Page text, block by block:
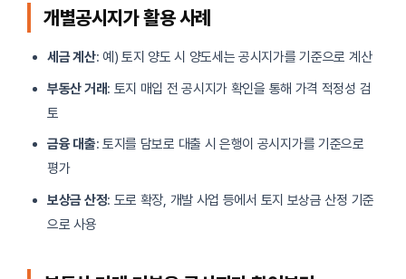
개별공시지가 활용 사례
세금 계산: 예) 토지 양도 시 양도세는 공시지가를 기준으로 계산
부동산 거래: 토지 매입 전 공시지가 확인을 통해 가격 적정성 검
토
금융 대출: 토지를 담보로 대출 시 은행이 공시지가를 기준으로
평가
보상금 산정: 도로 확장, 개발 사업 등에서 토지 보상금 산정 기준
으로 사용